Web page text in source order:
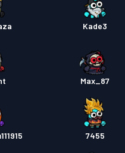
Kade3
Max_87
7455